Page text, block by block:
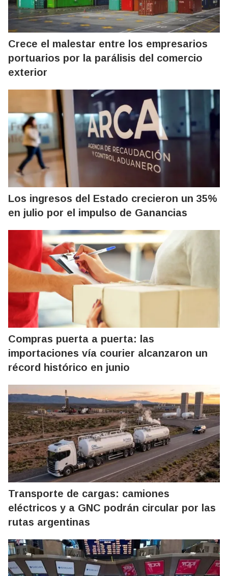
Crece el malestar entre los empresarios
portuarios por la parálisis del comercio
exterior
Los ingresos del Estado crecieron un 35%
en julio por el impulso de Ganancias
Compras puerta a puerta: las
importaciones vía courier alcanzaron un
récord histórico en junio
Transporte de cargas: camiones
eléctricos y a GNC podrán circular por las
rutas argentinas